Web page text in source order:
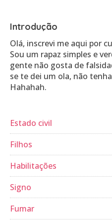
Introdução
Olá, inscrevi me aqui por
Sou um rapaz simples e
gente não gosta de
se te dei um ola, não
Hahahah.
Estado civil
Filhos
Habilitações
Signo
Fumar